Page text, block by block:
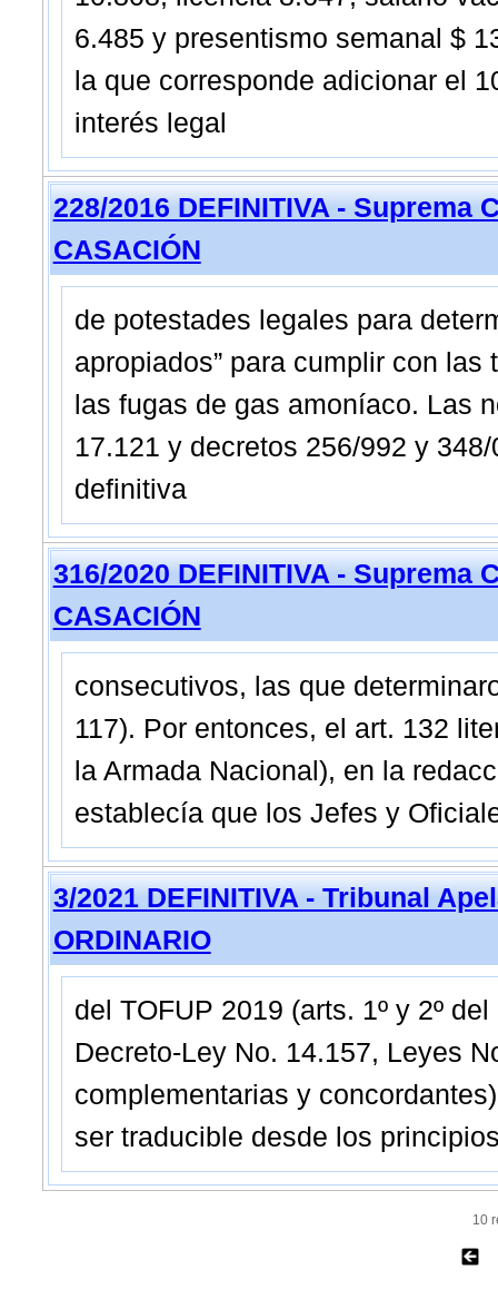
6.485 y presentismo semanal $
la que corresponde adicionar el
interés legal
228/2016 DEFINITIVA - Suprema
CASACIÓN
de potestades legales para
apropiados” para cumplir con
las fugas de gas amoníaco. Las
17.121 y decretos 256/992 y
definitiva
316/2020 DEFINITIVA - Suprema
CASACIÓN
consecutivos, las que
117). Por entonces, el art. 132
la Armada Nacional), en la
establecía que los Jefes y
3/2021 DEFINITIVA - Tribunal
ORDINARIO
del TOFUP 2019 (arts. 1º y 2º
Decreto-Ley No. 14.157, Leyes
complementarias y
ser traducible desde los
10